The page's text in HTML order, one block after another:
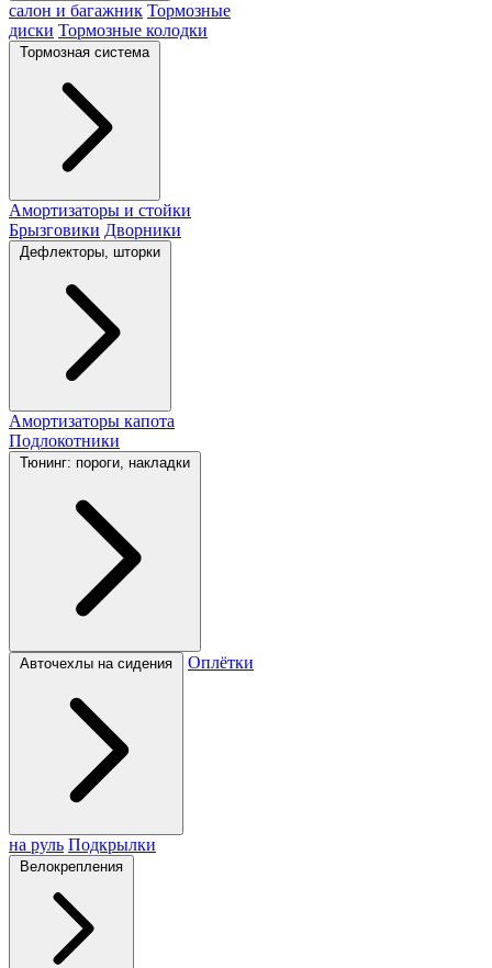
салон и багажник Тормозные
диски Тормозные колодки
Тормозная система
Амортизаторы и стойки
Брызговики Дворники
Дефлекторы, шторки
Амортизаторы капота
Подлокотники
Тюнинг: пороги, накладки
Авточехлы на сидения Оплётки
на руль Подкрылки
Велокрепления